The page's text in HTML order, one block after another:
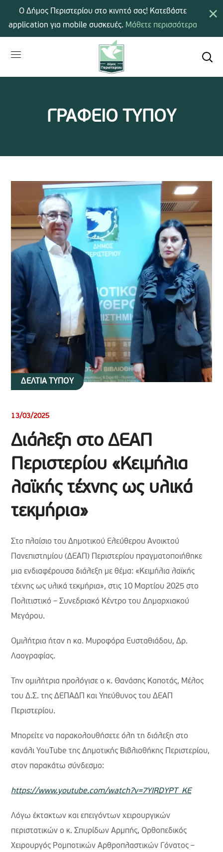
ΓΡΑΦΕΙΟ ΤΥΠΟΥ
ΔΕΛΤΙΑ ΤΥΠΟΥ
13/03/2025
Διάλεξη στο ΔΕΑΠ
Περιστερίου «Κειμήλια
λαϊκής τέχνης ως υλικά
τεκμήρια»
Στο πλαίσιο του Δημοτικού Ελεύθερου Ανοικτού
Πανεπιστημίου (ΔΕΑΠ) Περιστερίου πραγματοποιήθηκε
μια ενδιαφέρουσα διάλεξη με θέμα: «Κειμήλια λαϊκής
τέχνης ως υλικά τεκμήρια», στις 10 Μαρτίου 2025 στο
Πολιτιστικό – Συνεδριακό Κέντρο του Δημαρχιακού
Μεγάρου.
Ομιλήτρια ήταν η κα. Μυροφόρα Ευσταθιάδου, Δρ.
Λαογραφίας.
Την ομιλήτρια προλόγισε ο κ. Θανάσης Καποτάς, Μέλος
του Δ.Σ. της ΔΕΠΑΔΠ και Υπεύθυνος του ΔΕΑΠ
Περιστερίου.
Μπορείτε να παρακολουθήσετε όλη τη διάλεξη στο
κανάλι YouTube της Δημοτικής Βιβλιοθήκης Περιστερίου,
στον παρακάτω σύνδεσμο:
https://www.youtube.com/watch?v=7YIRDYPT_KE
Λόγω έκτακτων και επειγόντων χειρουργικών
περιστατικών ο κ. Σπυρίδων Αρμπής, Ορθοπεδικός
Χειρουργός Ρομποτικών Αρθροπλαστικών Γόνατος –
×
Ο Δήμος Περιστερίου στο κινητό σας! Κατεβάστε
application για mobile συσκευές. Μάθετε περισσότερα